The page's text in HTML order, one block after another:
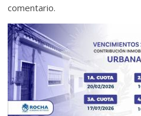
comentario.